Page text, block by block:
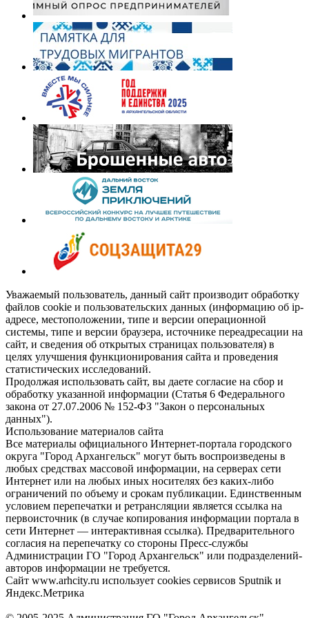
Уважаемый пользователь, данный сайт производит обработку
файлов cookie и пользовательских данных (информацию об ip-
адресе, местоположении, типе и версии операционной
системы, типе и версии браузера, источнике переадресации на
сайт, и сведения об открытых страницах пользователя) в
целях улучшения функционирования сайта и проведения
статистических исследований.
Продолжая использовать сайт, вы даете согласие на сбор и
обработку указанной информации (Статья 6 Федерального
закона от 27.07.2006 № 152-ФЗ "Закон о персональных
данных").
Использование материалов сайта
Все материалы официального Интернет-портала городского
округа "Город Архангельск" могут быть воспроизведены в
любых средствах массовой информации, на серверах сети
Интернет или на любых иных носителях без каких-либо
ограничений по объему и срокам публикации. Единственным
условием перепечатки и ретрансляции является ссылка на
первоисточник (в случае копирования информации портала в
сети Интернет — интерактивная ссылка). Предварительного
согласия на перепечатку со стороны Пресс-службы
Администрации ГО "Город Архангельск" или подразделений-
авторов информации не требуется.
Сайт www.arhcity.ru использует cookies сервисов Sputnik и
Яндекс.Метрика